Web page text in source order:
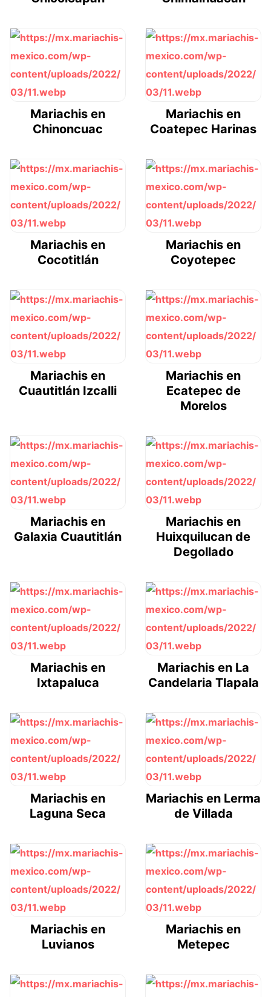
Mariachis en
Chinoncuac
Mariachis en
Coatepec Harinas
Mariachis en
Cocotitlán
Mariachis en
Coyotepec
Mariachis en
Cuautitlán Izcalli
Mariachis en
Ecatepec de
Morelos
Mariachis en
Galaxia Cuautitlán
Mariachis en
Huixquilucan de
Degollado
Mariachis en
Ixtapaluca
Mariachis en La
Candelaria Tlapala
Mariachis en
Laguna Seca
Mariachis en Lerma
de Villada
Mariachis en
Luvianos
Mariachis en
Metepec